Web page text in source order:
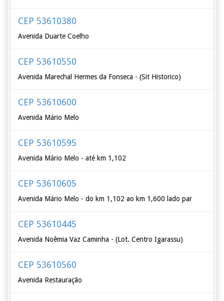
CEP 53610380
Avenida Duarte Coelho
CEP 53610550
Avenida Marechal Hermes da Fonseca - (Sit Historico)
CEP 53610600
Avenida Mário Melo
CEP 53610595
Avenida Mário Melo - até km 1,102
CEP 53610605
Avenida Mário Melo - do km 1,102 ao km 1,600 lado par
CEP 53610445
Avenida Noêmia Vaz Caminha - (Lot. Centro Igarassu)
CEP 53610560
Avenida Restauração